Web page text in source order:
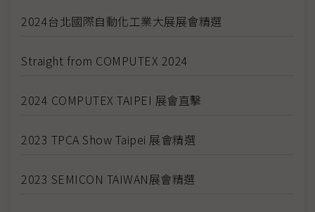
2024台北國際自動化工業大展展會精選
Straight from COMPUTEX 2024
2024 COMPUTEX TAIPEI 展會直擊
2023 TPCA Show Taipei 展會精選
2023 SEMICON TAIWAN展會精選